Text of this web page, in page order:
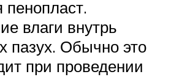
пенопласт.
влаги внутрь
пазух. Обычно это
при проведении